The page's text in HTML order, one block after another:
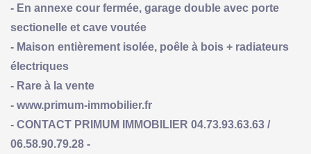
- En annexe cour fermée, garage double avec porte
sectionelle et cave voutée
- Maison entièrement isolée, poêle à bois + radiateurs
électriques
- Rare à la vente
- www.primum-immobilier.fr
- CONTACT PRIMUM IMMOBILIER 04.73.93.63.63 /
06.58.90.79.28 -